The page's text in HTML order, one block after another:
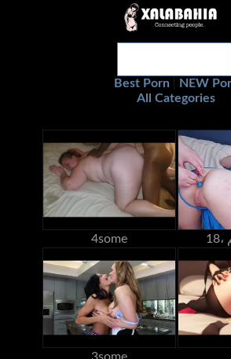
Best Porn
NEW
All Categories
4some